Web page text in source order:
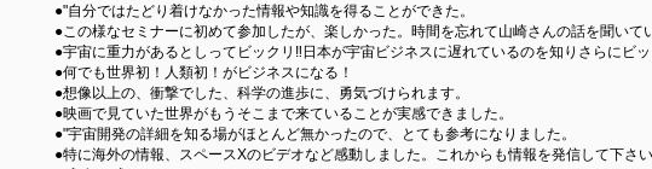
●"自分ではたどり着けなかった情報や知識を得ることができた。
●この様なセミナーに初めて参加したが、楽しかった。時間を忘れて山崎さんの話を聞いて
●宇宙に重力があるとしってビックリ‼️日本が宇宙ビジネスに遅れているのを知りさらにビ
●何でも世界初！人類初！がビジネスになる！
●想像以上の、衝撃でした、科学の進歩に、勇気づけられます。
●映画で見ていた世界がもうそこまで来ていることが実感できました。
●"宇宙開発の詳細を知る場がほとんど無かったので、とても参考になりました。
●特に海外の情報、スペースXのビデオなど感動しました。これからも情報を発信して下さ